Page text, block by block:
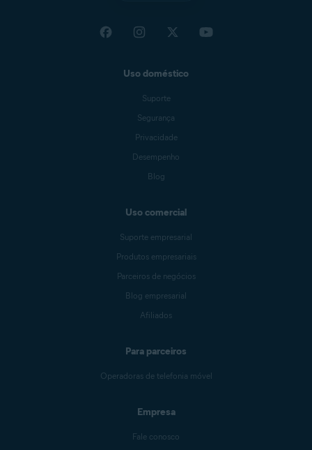
Uso doméstico
Suporte
Segurança
Privacidade
Desempenho
Blog
Uso comercial
Suporte empresarial
Produtos empresariais
Parceiros de negócios
Blog empresarial
Afiliados
Para parceiros
Operadoras de telefonia móvel
Empresa
Fale conosco